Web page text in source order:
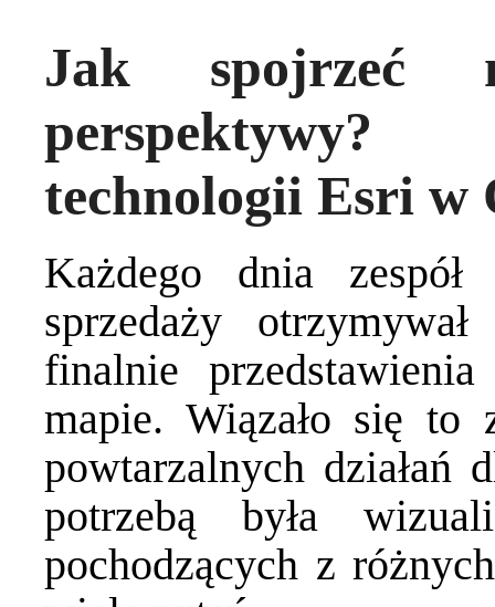
Jak
technologii Esri w
Każdego dnia
sprzedaży
finalnie
mapie. Wiązało się to
powtarzalnych działań
potrzebą była
pochodzących z